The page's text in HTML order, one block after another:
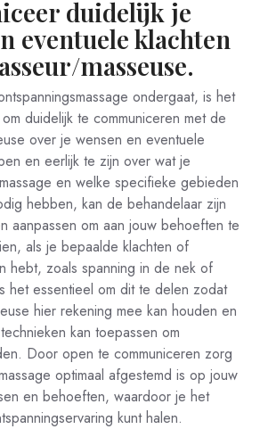
duidelijk je
eventuele klachten
masseuse.
ondergaat, is het
duidelijk te communiceren met de
over je wensen en eventuele
en eerlijk te zijn over wat je
en welke specifieke gebieden
hebben, kan de behandelaar zijn
aanpassen om aan jouw behoeften te
als je bepaalde klachten of
hebt, zoals spanning in de nek of
het essentieel om dit te delen zodat
hier rekening mee kan houden en
kan toepassen om
Door open te communiceren zorg
optimaal afgestemd is op jouw
en behoeften, waardoor je het
kunt halen.